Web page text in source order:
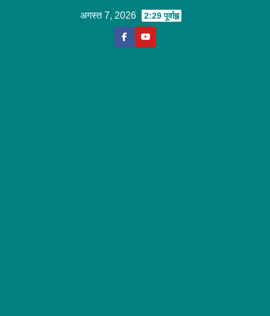
अगस्त 7, 2026 2:29 पूर्वाह्न